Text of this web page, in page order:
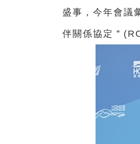
盛事，今年會議
伴關係協定＂